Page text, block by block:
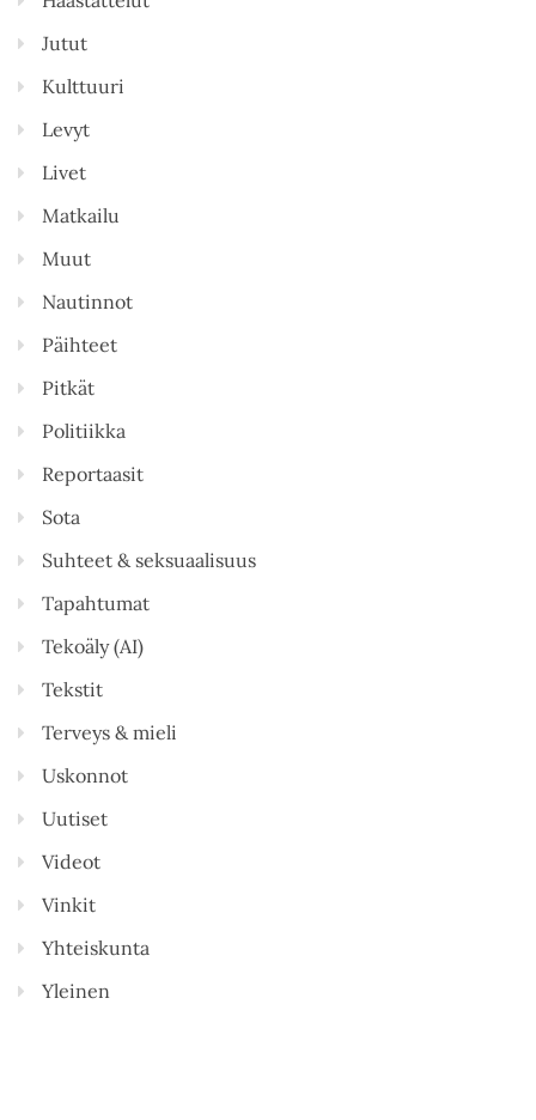
Jutut
Kulttuuri
Levyt
Livet
Matkailu
Muut
Nautinnot
Päihteet
Pitkät
Politiikka
Reportaasit
Sota
Suhteet & seksuaalisuus
Tapahtumat
Tekoäly (AI)
Tekstit
Terveys & mieli
Uskonnot
Uutiset
Videot
Vinkit
Yhteiskunta
Yleinen